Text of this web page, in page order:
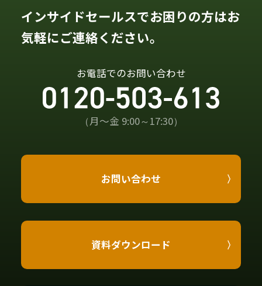
インサイドセールスでお困りの方はお
気軽にご連絡ください。
お電話でのお問い合わせ
（月〜金 9:00～17:30）
お問い合わせ
資料ダウンロード